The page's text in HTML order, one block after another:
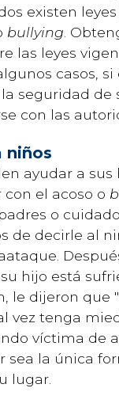
existen
bullying .
las leyes
casos, si
seguridad de
con las
niños
ayudar a sus
el acoso o
o
de decirle al
hijo está
le dijeron que
vez tenga
víctima de
sea la única
lugar.